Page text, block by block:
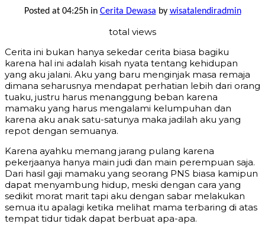
Posted at 04:25hin Cerita Dewasa by wisatalendiradmin
total views
Cerita ini bukan hanya sekedar cerita biasa bagiku
karena hal ini adalah kisah nyata tentang kehidupan
yang aku jalani. Aku yang baru menginjak masa remaja
dimana seharusnya mendapat perhatian lebih dari orang
tuaku, justru harus menanggung beban karena
mamaku yang harus mengalami kelumpuhan dan
karena aku anak satu-satunya maka jadilah aku yang
repot dengan semuanya.
Karena ayahku memang jarang pulang karena
pekerjaanya hanya main judi dan main perempuan saja.
Dari hasil gaji mamaku yang seorang PNS biasa kamipun
dapat menyambung hidup, meski dengan cara yang
sedikit morat marit tapi aku dengan sabar melakukan
semua itu apalagi ketika melihat mama terbaring di atas
tempat tidur tidak dapat berbuat apa-apa.